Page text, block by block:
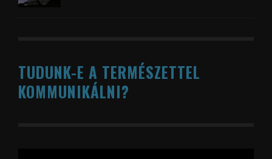
TUDUNK-E A TERMÉSZETTEL
KOMMUNIKÁLNI?